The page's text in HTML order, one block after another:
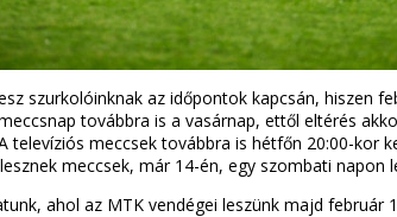
szurkolóinknak az időpontok kapcsán, hiszen
továbbra is a vasárnap, ettől eltérés
televíziós meccsek továbbra is hétfőn 20:00-kor
meccsek, már 14-én, egy szombati napon
ahol az MTK vendégei leszünk majd február